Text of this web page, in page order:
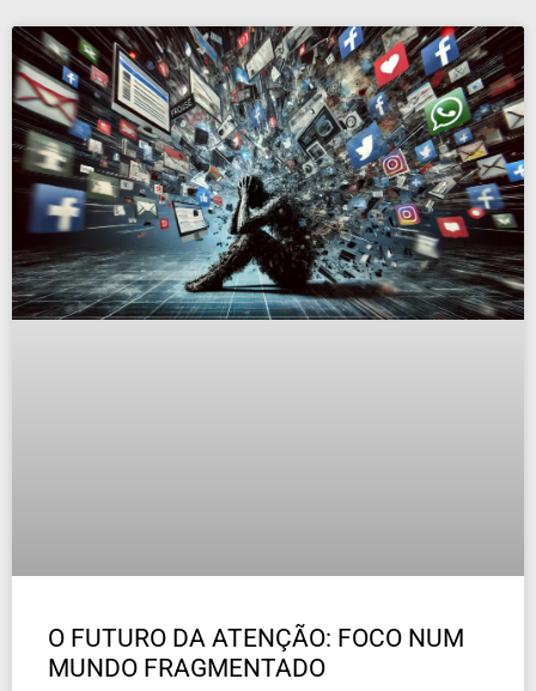
O FUTURO DA ATENÇÃO: FOCO NUM
MUNDO FRAGMENTADO